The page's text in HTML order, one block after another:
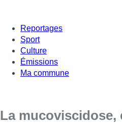
Reportages
Sport
Culture
Émissions
Ma commune
La mucoviscidose,